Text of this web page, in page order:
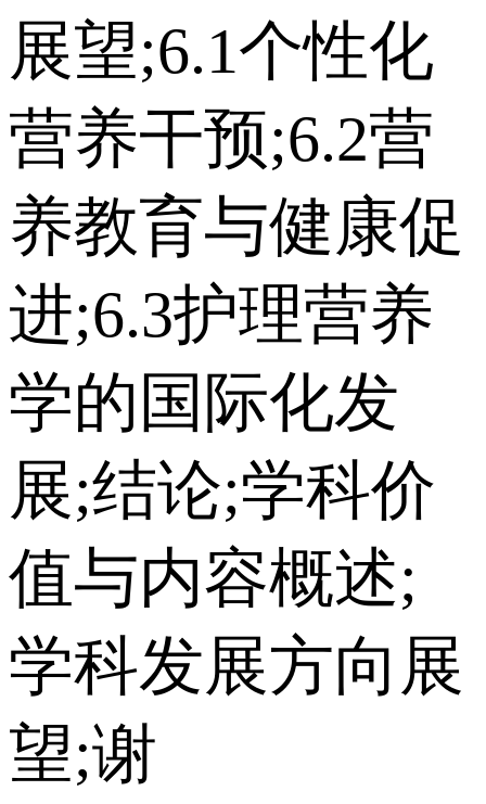
展望;6.1个性化
营养干预;6.2营
养教育与健康促
进;6.3护理营养
学的国际化发
展;结论;学科价
值与内容概述;
学科发展方向展
望;谢